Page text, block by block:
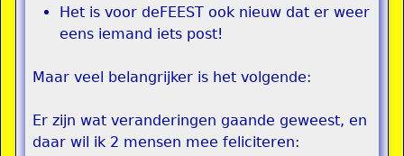
Het is voor deFEEST ook nieuw dat er weer
eens iemand iets post!
Maar veel belangrijker is het volgende:
Er zijn wat veranderingen gaande geweest, en
daar wil ik 2 mensen mee feliciteren: